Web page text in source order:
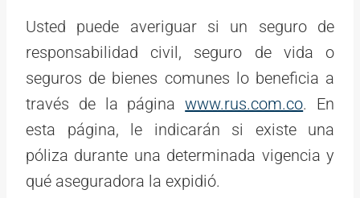
Usted puede averiguar si un seguro de
responsabilidad civil, seguro de vida o
seguros de bienes comunes lo beneficia a
través de la páginawww.rus.com.co. En
esta página, le indicarán si existe una
póliza durante una determinada vigencia y
qué aseguradora la expidió.